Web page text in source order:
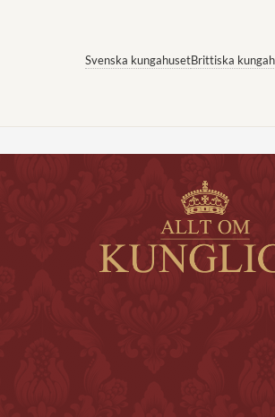
Svenska kungahusetBrittiska